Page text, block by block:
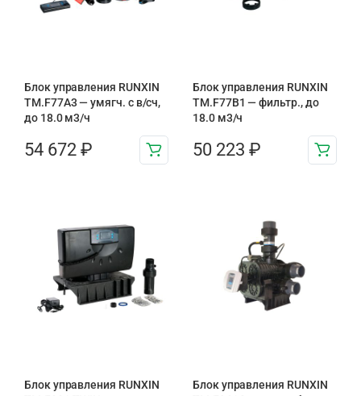
Блок управления RUNXIN
ТМ.F77A3 — умягч. с в/сч,
до 18.0 м3/ч
54 672 ₽
Блок управления RUNXIN
ТМ.F77B1 — фильтр., до
18.0 м3/ч
50 223 ₽
Блок управления RUNXIN
Блок управления RUNXIN